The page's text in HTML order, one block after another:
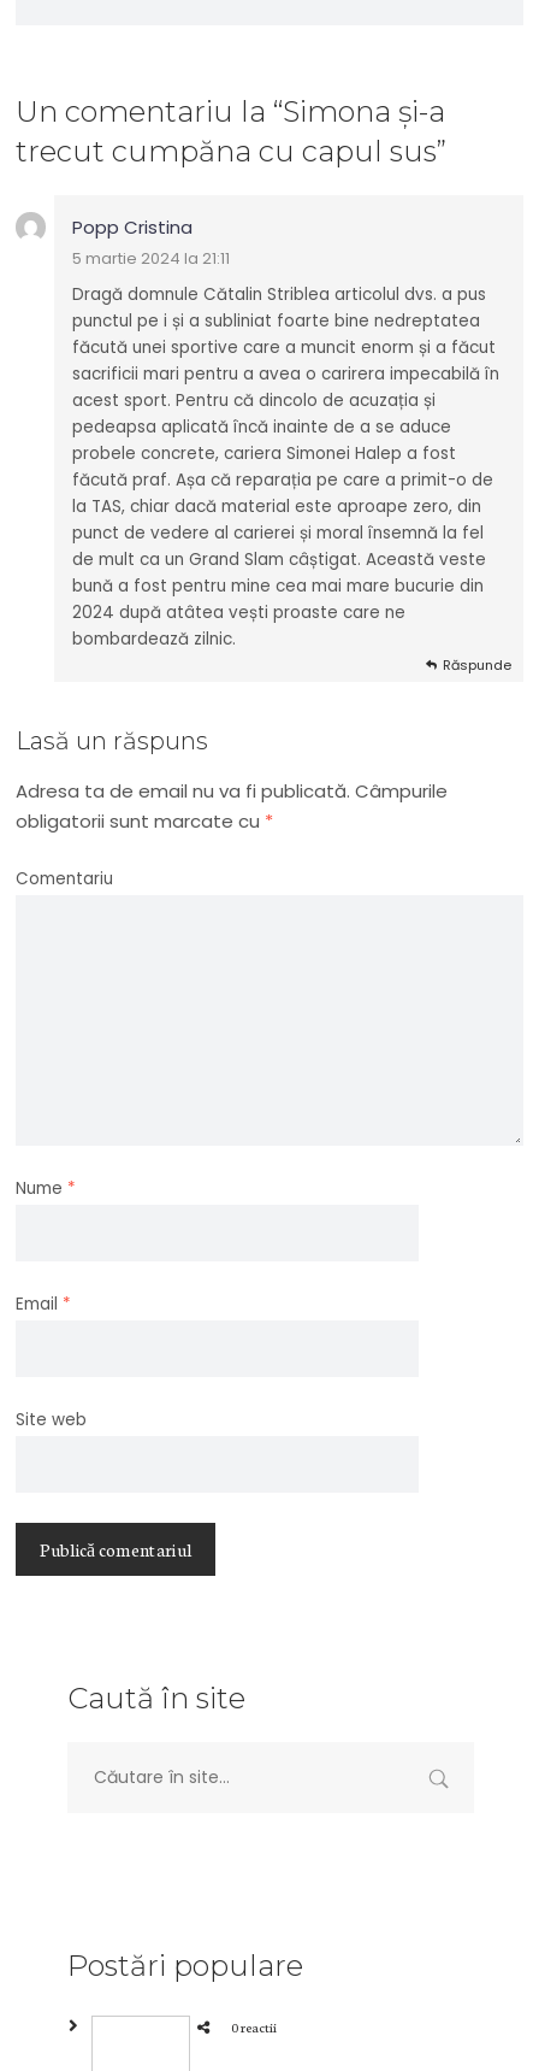
Un comentariu la “Simona și-a
trecut cumpăna cu capul sus”
Popp Cristina
5 martie 2024 la 21:11
Dragă domnule Cătalin Striblea articolul dvs. a pus
punctul pe i și a subliniat foarte bine nedreptatea
făcută unei sportive care a muncit enorm și a făcut
sacrificii mari pentru a avea o carirera impecabilă în
acest sport. Pentru că dincolo de acuzația și
pedeapsa aplicată încă inainte de a se aduce
probele concrete, cariera Simonei Halep a fost
făcută praf. Așa că reparația pe care a primit-o de
la TAS, chiar dacă material este aproape zero, din
punct de vedere al carierei și moral însemnă la fel
de mult ca un Grand Slam câștigat. Această veste
bună a fost pentru mine cea mai mare bucurie din
2024 după atâtea vești proaste care ne
bombardează zilnic.
Răspunde
Lasă un răspuns
Adresa ta de email nu va fi publicată. Câmpurile
obligatorii sunt marcate cu *
Comentariu
Nume *
Email *
Site web
Caută în site
Postări populare
0 reactii